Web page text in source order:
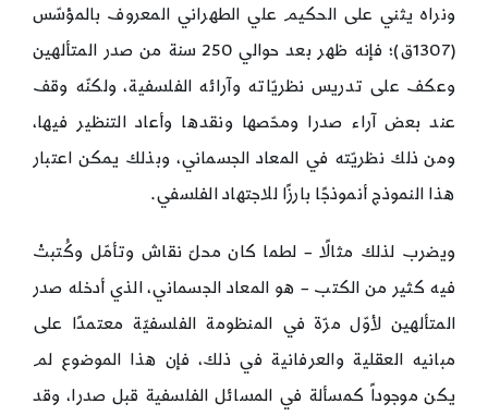
ونراه يثني على الحكيم علي الطهراني المعروف بالمؤسّس
(1307ق)؛ فإنه ظهر بعد حوالي 250 سنة من صدر المتألهين
وعكف على تدريس نظريّاته وآرائه الفلسفية، ولكنّه وقف
عند بعض آراء صدرا ومحّصها ونقدها وأعاد التنظير فيها،
ومن ذلك نظريّته في المعاد الجسماني، وبذلك يمكن اعتبار
هذا النموذج أنموذجًا بارزًا للاجتهاد الفلسفي.
ويضرب لذلك مثالًا – لطما كان محلّ نقاش وتأمّل وكُتبتْ
فيه كثير من الكتب – هو المعاد الجسماني، الذي أدخله صدر
المتألهين لأوّل مرّة في المنظومة الفلسفيّة معتمدًا على
مبانيه العقلية والعرفانية في ذلك، فإن هذا الموضوع لم
يكن موجوداً كمسألة في المسائل الفلسفية قبل صدرا، وقد